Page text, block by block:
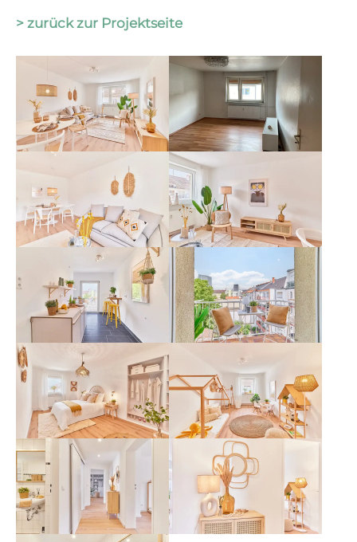
> zurück zur Projektseite